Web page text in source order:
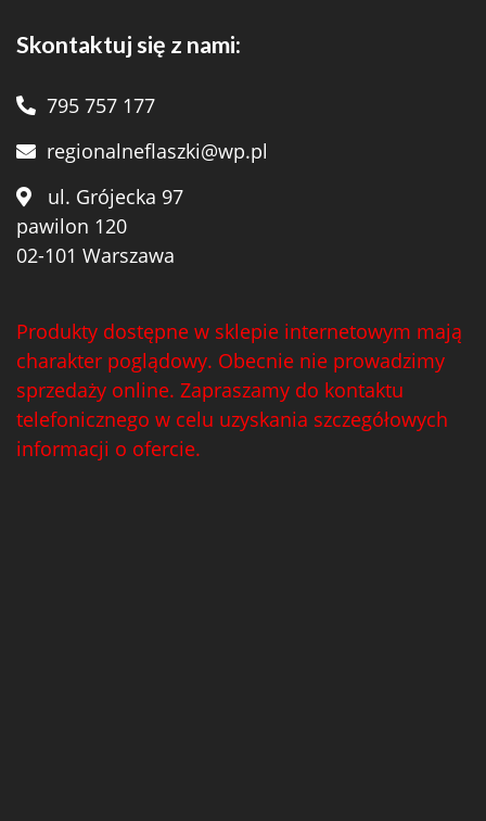
Skontaktuj się z nami:
795 757 177
regionalneflaszki@wp.pl
ul. Grójecka 97
pawilon 120
02-101 Warszawa
Produkty dostępne w sklepie internetowym mają
charakter poglądowy. Obecnie nie prowadzimy
sprzedaży online. Zapraszamy do kontaktu
telefonicznego w celu uzyskania szczegółowych
informacji o ofercie.